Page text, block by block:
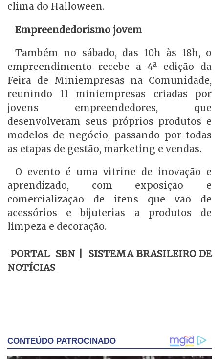
clima do Halloween.
Empreendedorismo jovem
Também no sábado, das 10h às 18h, o
empreendimento recebe a 4ª edição da
Feira de Miniempresas na Comunidade,
reunindo 11 miniempresas criadas por
jovens empreendedores, que
desenvolveram seus próprios produtos e
modelos de negócio, passando por todas
as etapas de gestão, marketing e vendas.
O evento é uma vitrine de inovação e
aprendizado, com exposição e
comercialização de itens que vão de
acessórios e bijuterias a produtos de
limpeza e decoração.
PORTAL SBN | SISTEMA BRASILEIRO DE
NOTÍCIAS